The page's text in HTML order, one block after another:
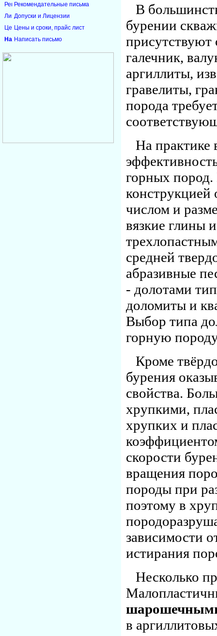
Рекомендательные письма
Допуски и Лицензии
Цены и сроки, прайс лист
Написать письмо
В
бурении
галечник,
аргиллиты,
гравелиты,
порода
На практике
горных пород.
числом и
вязкие глины
средней
абразивные
- долотами
доломиты и
Выбор типа
горную
Кроме
бурения
свойства.
хрупкими,
хрупких и
скорости
вращения
породы при
поэтому в
зависимости
истирания
Несколько
в